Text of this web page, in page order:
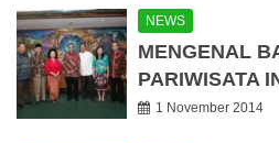
NEWS
MENGENAL
PARIWISATA
1 November 2014